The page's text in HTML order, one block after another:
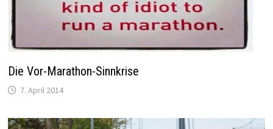
Die Vor-Marathon-Sinnkrise
7. April 2014